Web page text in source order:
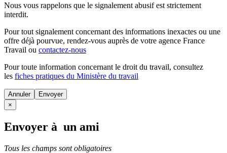
Nous vous rappelons que le signalement abusif est strictement
interdit.
Pour tout signalement concernant des informations inexactes ou une
offre déjà pourvue, rendez-vous auprès de votre agence France
Travail ou contactez-nous
Pour toute information concernant le droit du travail, consultez
les fiches pratiques du Ministère du travail
Annuler
×
Envoyer à un ami
Tous les champs sont obligatoires